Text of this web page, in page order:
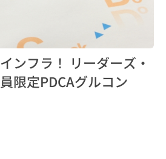
ンフラ！ リーダーズ・
限定PDCAグルコン